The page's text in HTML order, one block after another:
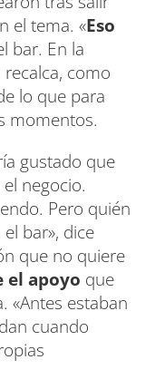
el tema. «Eso
bar. En la
como
lo que para
momentos.
gustado que
negocio.
Pero quién
bar», dice
que no quiere
el apoyo que
«Antes estaban
cuando